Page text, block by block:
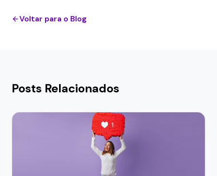
Voltar para o Blog
Posts Relacionados